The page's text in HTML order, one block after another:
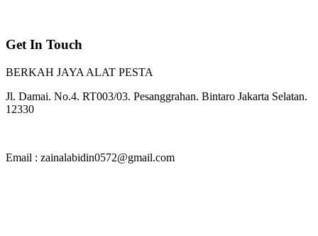
Get In Touch
BERKAH JAYA ALAT PESTA
Jl. Damai. No.4. RT003/03. Pesanggrahan. Bintaro Jakarta Selatan.
12330
Email : zainalabidin0572@gmail.com